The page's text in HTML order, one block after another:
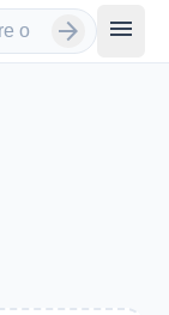
arrow_forward menu